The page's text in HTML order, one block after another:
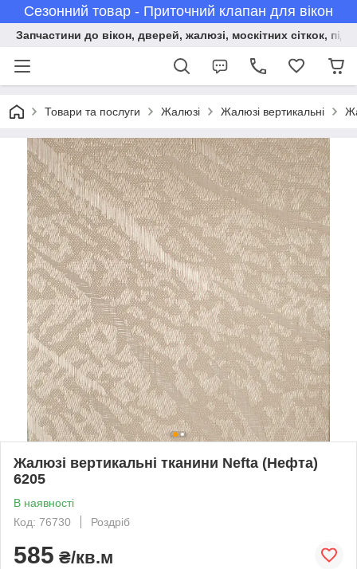
Сезонний товар - Приточний клапан для вікон
Запчастини до вікон, дверей, жалюзі, москітних сіткок,
Товари та послуги Жалюзі Жалюзі вертикальні
Жалюзі вертикальні тканини Nefta (Нефта)
6205
В наявності
Код: 76730
Роздріб
585 ₴/кв.м